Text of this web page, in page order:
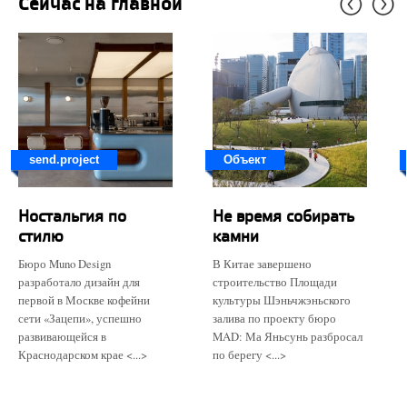
send.project
Ностальгия по
стилю
Бюро Muno Design
разработало дизайн для
первой в Москве кофейни
сети «Зацепи», успешно
развивающейся в
Краснодарском крае <...>
Объект
Не время собирать
камни
В Китае завершено
строительство Площади
культуры Шэньчжэньского
залива по проекту бюро
MAD: Ма Яньсунь разбросал
по берегу <...>